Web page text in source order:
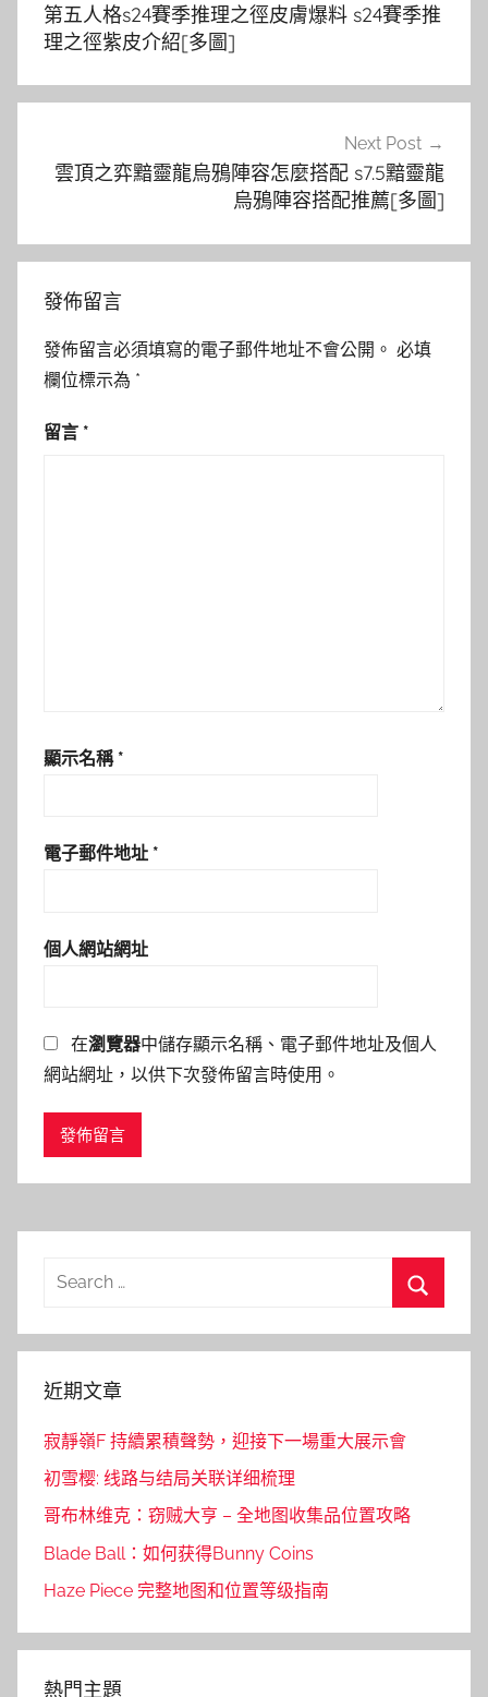
導
覽
第五人格s24賽季推理之徑皮膚爆料 s24賽季推
理之徑紫皮介紹[多圖]
Next Post
雲頂之弈黯靈龍烏鴉陣容怎麼搭配 s7.5黯靈龍
烏鴉陣容搭配推薦[多圖]
發佈留言
發佈留言必須填寫的電子郵件地址不會公開。 必填
欄位標示為 *
留言 *
顯示名稱 *
電子郵件地址 *
個人網站網址
在瀏覽器中儲存顯示名稱、電子郵件地址及個人
網站網址，以供下次發佈留言時使用。
Search
近期文章
寂靜嶺F 持續累積聲勢，迎接下一場重大展示會
初雪樱: 线路与结局关联详细梳理
哥布林维克：窃贼大亨 – 全地图收集品位置攻略
Blade Ball：如何获得Bunny Coins
Haze Piece 完整地图和位置等级指南
熱門主題